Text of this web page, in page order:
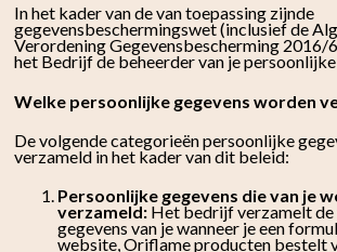
In het kader van de van toepassing zijnde
gegevensbeschermingswet (inclusief de
Verordening Gegevensbescherming 2016/
het Bedrijf de beheerder van je
Welke persoonlijke gegevens worden
De volgende categorieën persoonlijke
verzameld in het kader van dit beleid:
Persoonlijke gegevens die van je
verzameld: Het bedrijf verzamelt de
gegevens van je wanneer je een
website, Oriflame producten bestelt